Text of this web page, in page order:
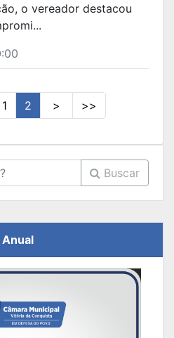
o vereador destacou
1 2 > >>
Buscar